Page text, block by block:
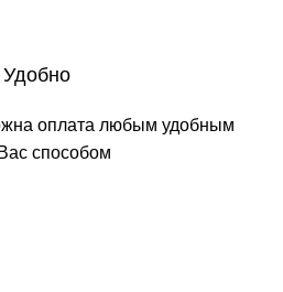
Удобно
оплата любым удобным
способом